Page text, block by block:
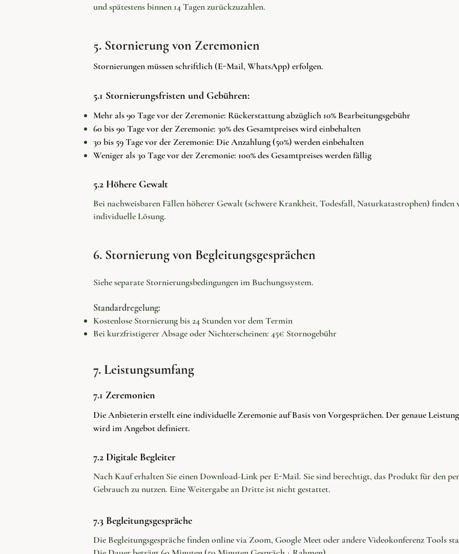
und spätestens binnen 14 Tagen zurückzuzahlen.
5. Stornierung von Zeremonien
5.1 Stornierungsfristen und Gebühren:
Mehr als 90 Tage vor der Zeremonie: Rückerstattung abzüglich 10% Bearbeitungsgebühr
60 bis 90 Tage vor der Zeremonie: 30% des Gesamtpreises wird einbehalten
30 bis 59 Tage vor der Zeremonie: Die Anzahlung (50%) werden einbehalten
Weniger als 30 Tage vor der Zeremonie: 100% des Gesamtpreises werden fällig
Stornierungen müssen schriftlich (E-Mail, WhatsApp) erfolgen.
5.2 Höhere Gewalt
Bei nachweisbaren Fällen höherer Gewalt (schwere Krankheit, Todesfall, Naturkatastrophen) finden
individuelle Lösung.
6. Stornierung von Begleitungsgesprächen
Siehe separate Stornierungsbedingungen im Buchungssystem.
Standardregelung:
Kostenlose Stornierung bis 24 Stunden vor dem Termin
Bei kurzfristigerer Absage oder Nichterscheinen: 45€ Stornogebühr
7. Leistungsumfang
7.1 Zeremonien
Die Anbieterin erstellt eine individuelle Zeremonie auf Basis von Vorgesprächen. Der genaue
wird im Angebot definiert.
7.2 Digitale Begleiter
Nach Kauf erhalten Sie einen Download-Link per E-Mail. Sie sind berechtigt, das Produkt für den
Gebrauch zu nutzen. Eine Weitergabe an Dritte ist nicht gestattet.
7.3 Begleitungsgespräche
Die Begleitungsgespräche finden online via Zoom, Google Meet oder andere Videokonferenz Tools